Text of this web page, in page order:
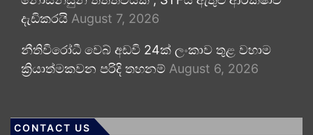
දැඩිකරයි August 7, 2026
නීතිවිරෝධී වෙබ් අඩවි 24ක් ලංකාව තුළ වහාම
ක්‍රියාත්මකවන පරිදි තහනම් August 6, 2026
CONTACT US